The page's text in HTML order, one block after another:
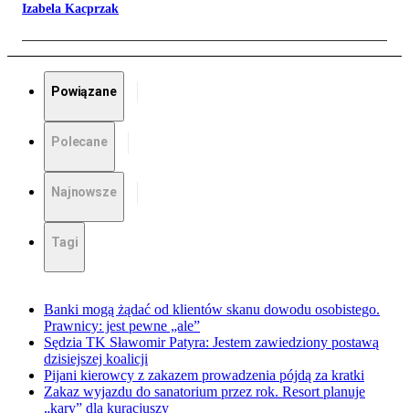
Izabela Kacprzak
Powiązane
Polecane
Najnowsze
Tagi
Banki mogą żądać od klientów skanu dowodu osobistego.
Prawnicy: jest pewne „ale”
Sędzia TK Sławomir Patyra: Jestem zawiedziony postawą
dzisiejszej koalicji
Pijani kierowcy z zakazem prowadzenia pójdą za kratki
Zakaz wyjazdu do sanatorium przez rok. Resort planuje
„kary” dla kuracjuszy